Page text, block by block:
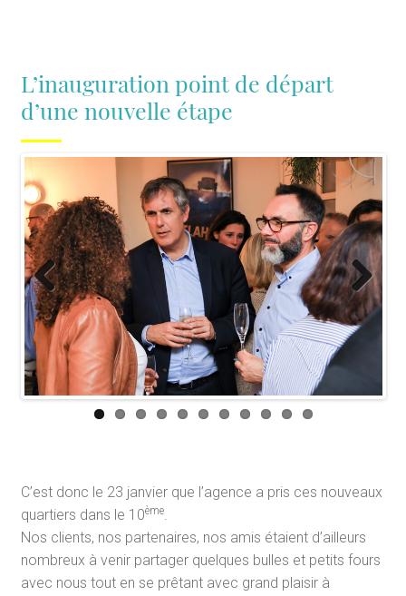
L’inauguration point de départ
d’une nouvelle étape
Previous Next
C’est donc le 23 janvier que l’agence a pris ces nouveaux
quartiers dans le 10ème.
Nos clients, nos partenaires, nos amis étaient d’ailleurs
nombreux à venir partager quelques bulles et petits fours
avec nous tout en se prêtant avec grand plaisir à